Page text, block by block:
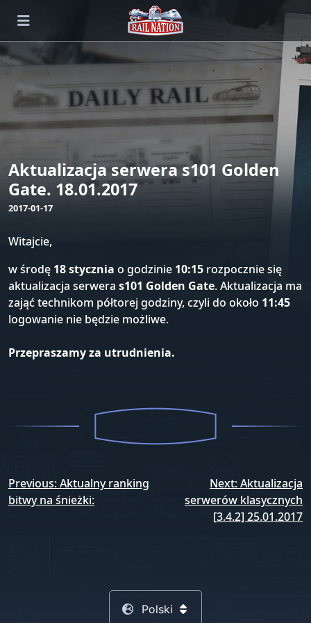
Aktualizacja serwera s101 Golden
Gate. 18.01.2017
2017-01-17
Witajcie,
w środę 18 stycznia o godzinie 10:15 rozpocznie się
aktualizacja serwera s101 Golden Gate. Aktualizacja ma
zająć technikom półtorej godziny, czyli do około 11:45
logowanie nie będzie możliwe.
Przepraszamy za utrudnienia.
Nawigacja
wpisu
Previous:Aktualny ranking
bitwy na śnieżki:
Next:Aktualizacja
serwerów klasycznych
[3.4.2] 25.01.2017
Polski